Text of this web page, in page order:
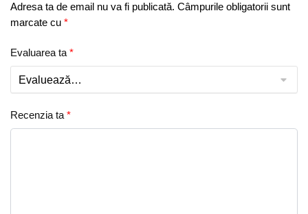
Adresa ta de email nu va fi publicată. Câmpurile obligatorii sunt
marcate cu *
Evaluarea ta *
Recenzia ta *